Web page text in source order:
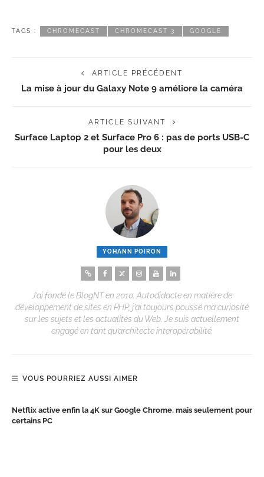
TAGS : CHROMECAST CHROMECAST 3 GOOGLE
ARTICLE PRÉCÉDENT
La mise à jour du Galaxy Note 9 améliore la caméra
ARTICLE SUIVANT
Surface Laptop 2 et Surface Pro 6 : pas de ports USB-C
pour les deux
YOHANN POIRON
J’ai fondé le BlogNT en 2010. Autodidacte en matière de
développement de sites en PHP, j’ai toujours poussé ma curiosité
sur les sujets et les actualités du Web. Je suis actuellement
engagé en tant qu’architecte interopérabilité.
VOUS POURRIEZ AUSSI AIMER
Netflix active enfin la 4K sur Google Chrome, mais seulement pour
certains PC